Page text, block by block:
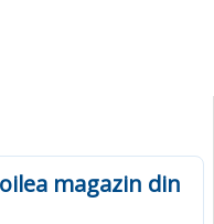
magazin din